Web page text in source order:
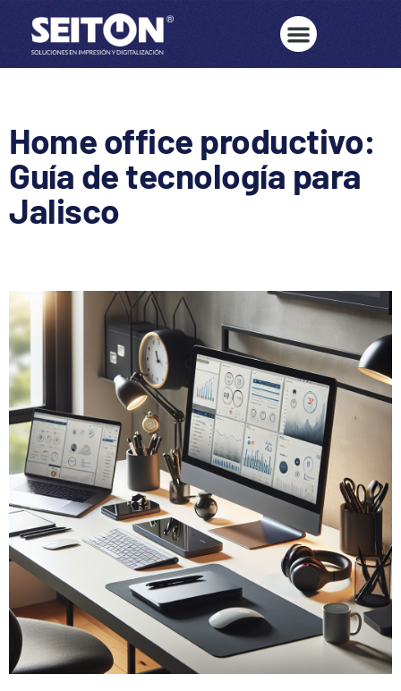
Home office productivo:
Guía de tecnología para
Jalisco